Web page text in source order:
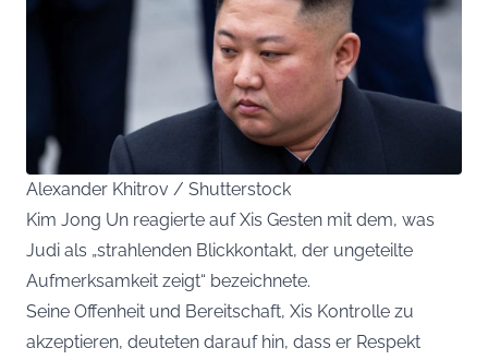
Alexander Khitrov / Shutterstock
Kim Jong Un reagierte auf Xis Gesten mit dem, was
Judi als „strahlenden Blickkontakt, der ungeteilte
Aufmerksamkeit zeigt“ bezeichnete.
Seine Offenheit und Bereitschaft, Xis Kontrolle zu
akzeptieren, deuteten darauf hin, dass er Respekt